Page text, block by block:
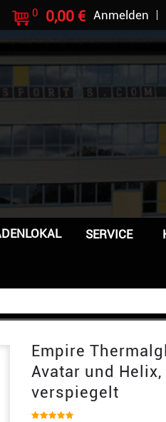
0 0,00 € Anmelden
SERVICE
Empire
Avatar und
verspiegelt